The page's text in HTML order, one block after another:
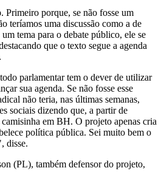
porque, se não fosse um
teríamos uma discussão como a de
tema para o debate público, ele se
que o texto segue a agenda
parlamentar tem o dever de utilizar
sua agenda. Se não fosse esse
não teria, nas últimas semanas,
sociais dizendo que, a partir de
em BH. O projeto apenas cria
política pública. Sei muito bem o
disse.
(PL), também defensor do projeto,